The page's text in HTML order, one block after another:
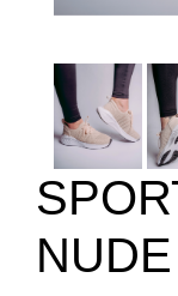
NUDE